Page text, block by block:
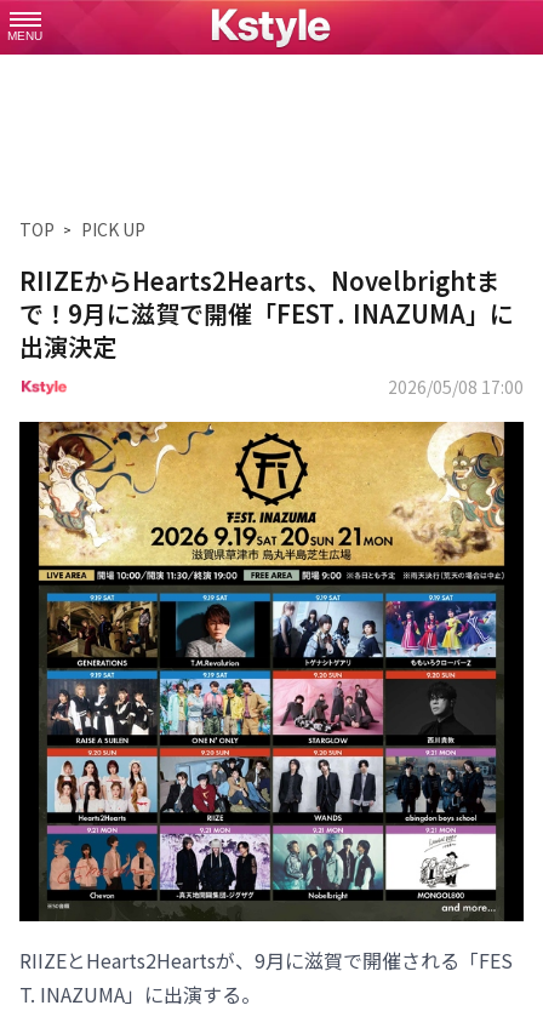
MENU
TOP PICK UP
RIIZEからHearts2Hearts、Novelbrightま
で！9月に滋賀で開催「FEST․ INAZUMA」に
出演決定
2026/05/08 17:00
RIIZEとHearts2Heartsが、9月に滋賀で開催される「FES
T. INAZUMA」に出演する。